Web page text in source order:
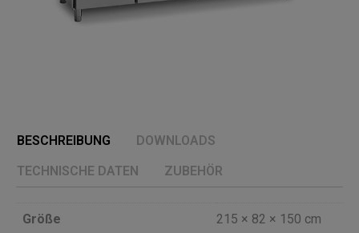
BESCHREIBUNG
DOWNLOADS
TECHNISCHE DATEN
ZUBEHÖR
Größe 215 × 82 × 150 cm